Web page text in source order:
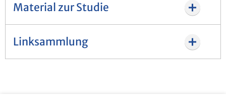
Material zur Studie
Linksammlung